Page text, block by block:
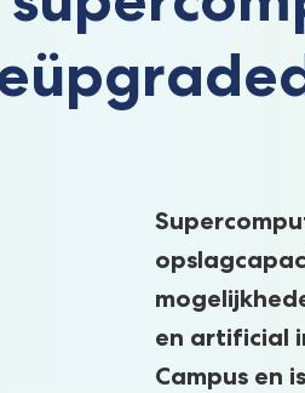
en artificial
Campus en